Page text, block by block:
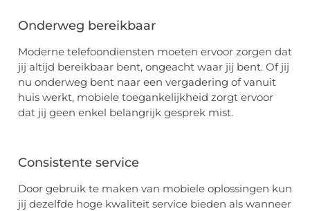
Onderweg bereikbaar
Moderne telefoondiensten moeten ervoor zorgen dat
jij altijd bereikbaar bent, ongeacht waar jij bent. Of jij
nu onderweg bent naar een vergadering of vanuit
huis werkt, mobiele toegankelijkheid zorgt ervoor
dat jij geen enkel belangrijk gesprek mist.
Consistente service
Door gebruik te maken van mobiele oplossingen kun
jij dezelfde hoge kwaliteit service bieden als wanneer